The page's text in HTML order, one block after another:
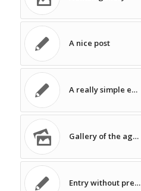
A nice post
A really simple e…
Gallery of the ag…
Entry without pre…